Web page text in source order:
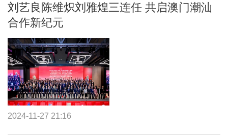
刘艺良陈维炽刘雅煌三连任 共启澳门潮汕
合作新纪元
2024-11-27 21:16